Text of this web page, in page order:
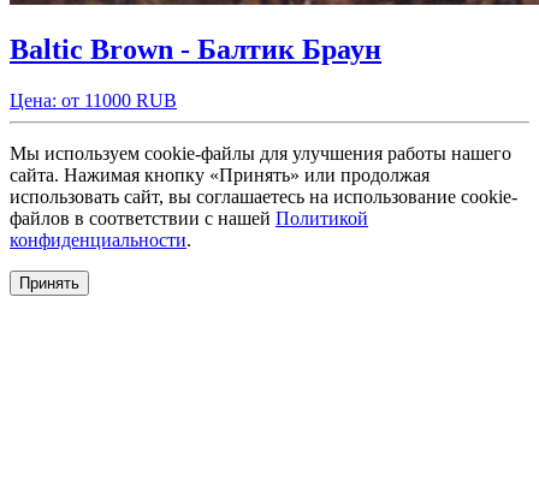
Baltic Brown - Балтик Браун
Цена: от 11000 RUB
Мы используем cookie-файлы для улучшения работы нашего
сайта. Нажимая кнопку «Принять» или продолжая
использовать сайт, вы соглашаетесь на использование cookie-
файлов в соответствии с нашей Политикой
конфиденциальности.
Принять